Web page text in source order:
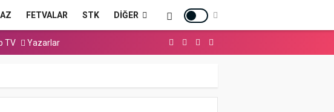
FETVALAR STK DIĞER
TV Yazarlar